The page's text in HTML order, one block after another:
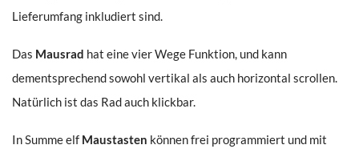
Lieferumfang inkludiert sind.
Das Mausrad hat eine vier Wege Funktion, und kann
dementsprechend sowohl vertikal als auch horizontal scrollen.
Natürlich ist das Rad auch klickbar.
In Summe elf Maustasten können frei programmiert und mit